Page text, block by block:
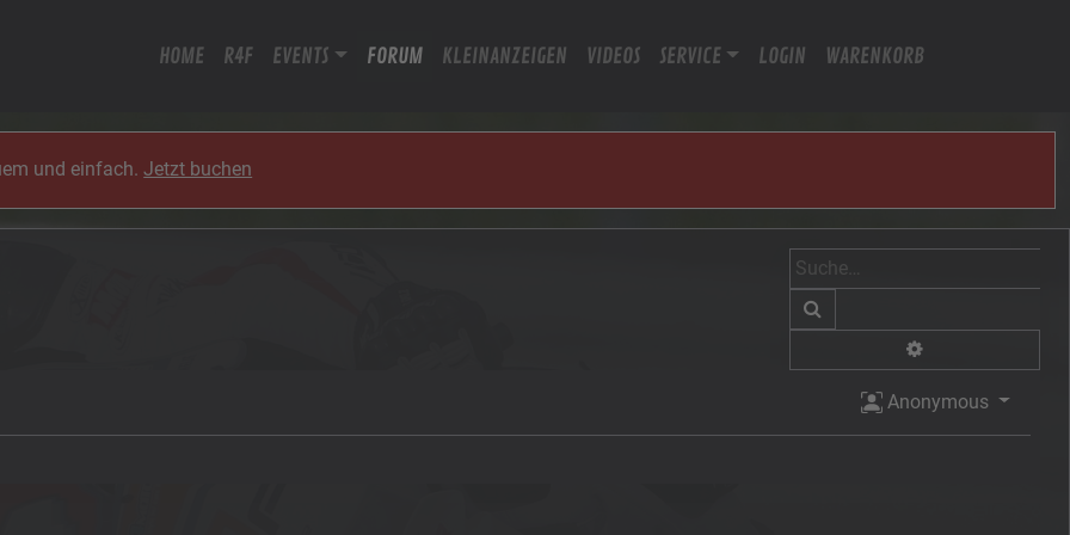
HOME R4F EVENTS FORUM KLEINANZEIGEN VIDEOS SERVICE LOGIN WARENKORB
und einfach.Jetzt buchen
Anonymous